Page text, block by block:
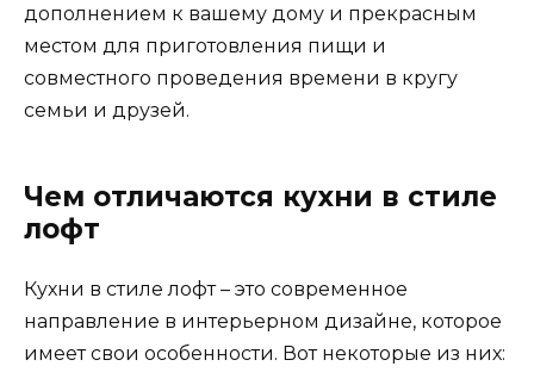
дополнением к вашему дому и прекрасным
местом для приготовления пищи и
совместного проведения времени в кругу
семьи и друзей.
Чем отличаются кухни в стиле
лофт
Кухни в стиле лофт – это современное
направление в интерьерном дизайне, которое
имеет свои особенности. Вот некоторые из них: